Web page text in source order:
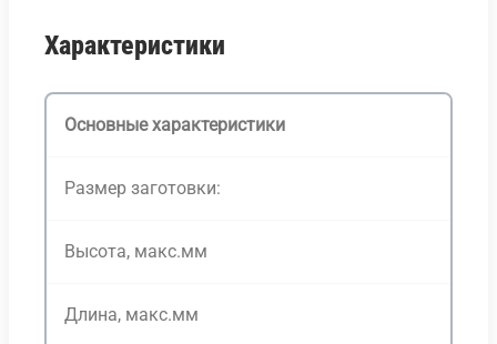
Характеристики
Основные характеристики
Размер заготовки:
Высота, макс.мм
Длина, макс.мм